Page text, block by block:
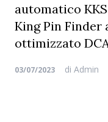
automatico
King Pin Finder
ottimizzato
03/07/2023 di Admin